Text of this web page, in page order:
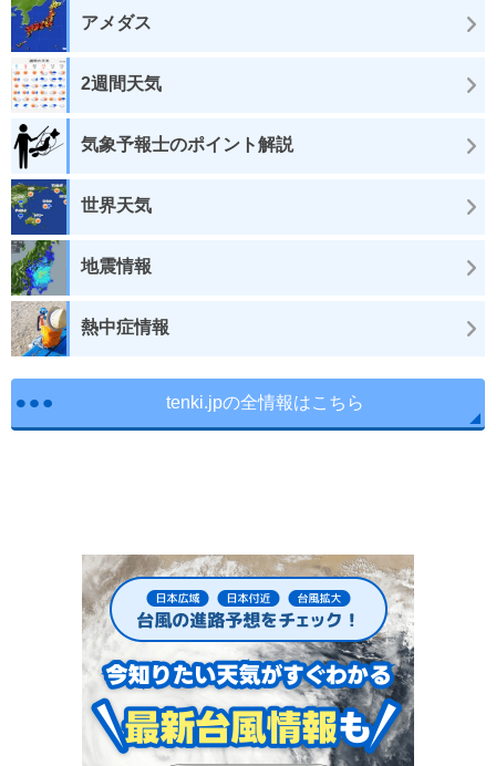
アメダス
2週間天気
気象予報士のポイント解説
世界天気
地震情報
熱中症情報
tenki.jpの全情報はこちら